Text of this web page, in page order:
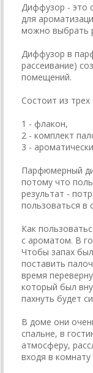
Диффузор - это
для
можно выбрать
Диффузор в
рассеивание)
помещений.
Состоит из трех
1 - флакон,
2 - комплект
3 -
Парфюмерный
потому что
результат -
пользоваться в
Как
с ароматом. В
Чтобы запах
поставить
время
который был
пахнуть будет
В доме они
спальне, в
атмосферу,
входя в